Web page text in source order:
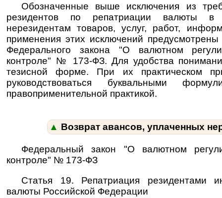
Обозначенные выше исключения из
резидентов по репатриации валюты в
нерезидентам товаров, услуг, работ,
применения этих исключений
Федерального закона "О валютном
контроле" № 173-ФЗ. Для удобства
тезисной форме. При их практическом
руководствоваться бук­валь­ны­ми
правоприменительной практикой.
▲ Возврат авансов, уплаченных
Федеральный закон "О валютном
контроле" № 173-ФЗ
Статья 19. Репатриация резидентами
валюты Российской Федерации